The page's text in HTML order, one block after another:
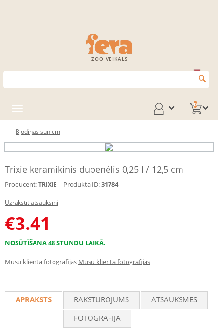
ZOO VEIKALS
0
Bļodiņas suņiem
Trixie keramikinis dubenėlis 0,25 l / 12,5 cm
Producent:TRIXIE Produkta ID:31784
Uzrakstīt atsauksmi
€3.41
NOSŪTĪŠANA 48 STUNDU LAIKĀ.
Mūsu klienta fotogrāfijas Mūsu klienta fotogrāfijas
APRAKSTS RAKSTUROJUMS
ATSAUKSMES
FOTOGRĀFIJA